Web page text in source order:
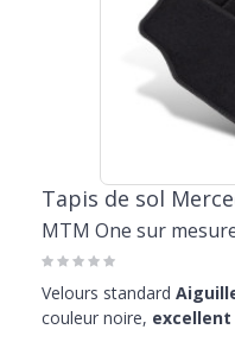
Tapis de sol
MTM One sur
Velours standard
couleur noire,